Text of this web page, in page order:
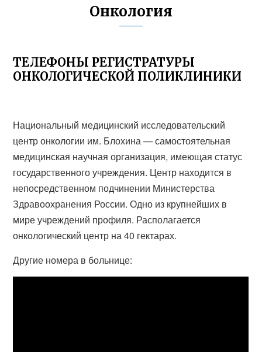
Онкология
ТЕЛЕФОНЫ РЕГИСТРАТУРЫ
ОНКОЛОГИЧЕСКОЙ ПОЛИКЛИНИКИ
Национальный медицинский исследовательский
центр онкологии им. Блохина — самостоятельная
медицинская научная организация, имеющая статус
государственного учреждения. Центр находится в
непосредственном подчинении Министерства
Здравоохранения России. Одно из крупнейших в
мире учреждений профиля. Располагается
онкологический центр на 40 гектарах.
Другие номера в больнице: